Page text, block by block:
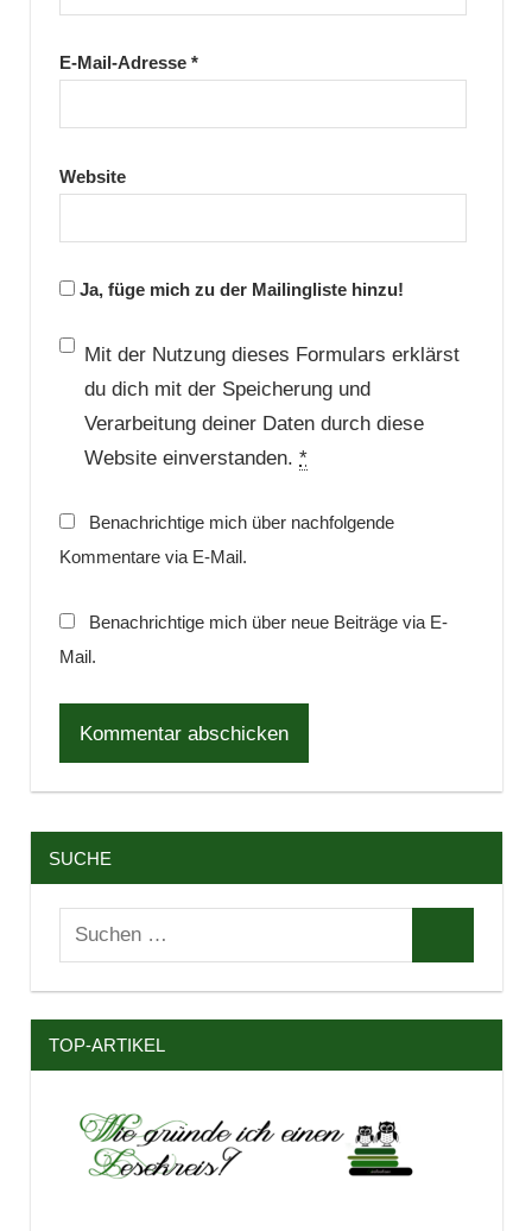
E-Mail-Adresse *
Website
Ja, füge mich zu der Mailingliste hinzu!
Mit der Nutzung dieses Formulars erklärst
du dich mit der Speicherung und
Verarbeitung deiner Daten durch diese
Website einverstanden. *
Benachrichtige mich über nachfolgende
Kommentare via E-Mail.
Benachrichtige mich über neue Beiträge via E-
Mail.
SUCHE
Suchen
TOP-ARTIKEL